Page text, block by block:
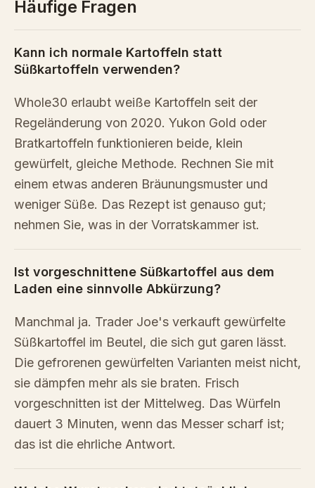
Häufige Fragen
Kann ich normale Kartoffeln statt
Süßkartoffeln verwenden?
Whole30 erlaubt weiße Kartoffeln seit der
Regeländerung von 2020. Yukon Gold oder
Bratkartoffeln funktionieren beide, klein
gewürfelt, gleiche Methode. Rechnen Sie mit
einem etwas anderen Bräunungsmuster und
weniger Süße. Das Rezept ist genauso gut;
nehmen Sie, was in der Vorratskammer ist.
Ist vorgeschnittene Süßkartoffel aus dem
Laden eine sinnvolle Abkürzung?
Manchmal ja. Trader Joe's verkauft gewürfelte
Süßkartoffel im Beutel, die sich gut garen lässt.
Die gefrorenen gewürfelten Varianten meist nicht,
sie dämpfen mehr als sie braten. Frisch
vorgeschnitten ist der Mittelweg. Das Würfeln
dauert 3 Minuten, wenn das Messer scharf ist;
das ist die ehrliche Antwort.